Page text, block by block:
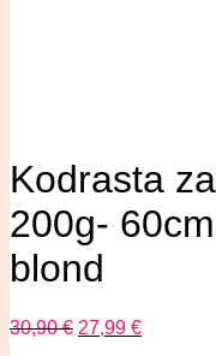
Kodrasta
200g-
blond
30,90€ 27,99 €